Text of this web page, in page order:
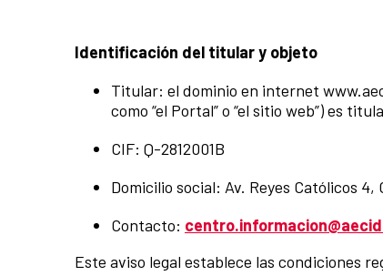
Identificación del titular y objeto
Titular: el dominio en internet
como “el Portal” o “el sitio web”) es
CIF: Q-2812001B
Domicilio social: Av. Reyes Católicos 4,
Contacto:
Este aviso legal establece las condiciones